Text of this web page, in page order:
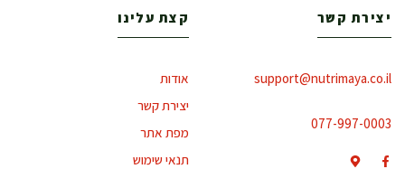
יצירת קשר
support@nutrimaya.co.il
077-997-0003
קצת עלינו
אודות
יצירת קשר
מפת אתר
תנאי שימוש